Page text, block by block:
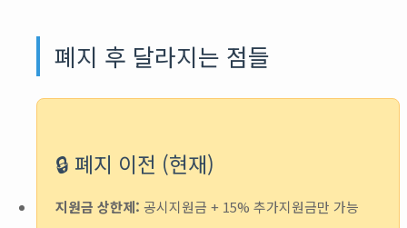
폐지 후 달라지는 점들
🔒 폐지 이전 (현재)
지원금 상한제: 공시지원금 + 15% 추가지원금만 가능